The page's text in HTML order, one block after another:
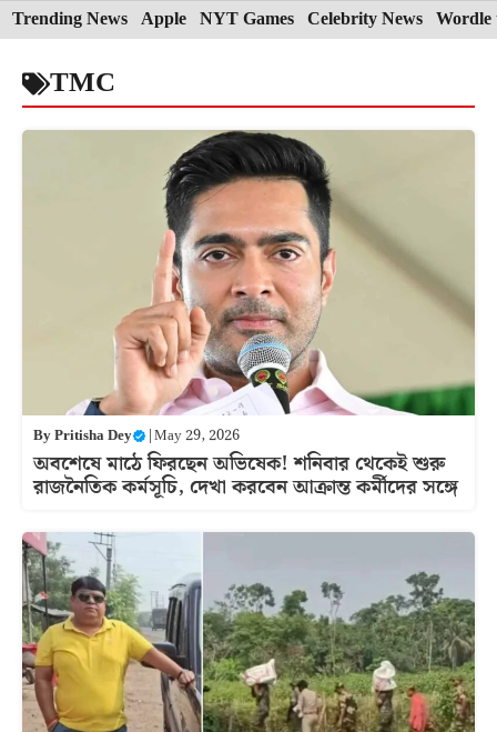
Skip
to
content
Trending News Apple NYT Games Celebrity News Wordle
TMC
ByPritisha Dey |May 29, 2026
অবশেষে মাঠে ফিরছেন অভিষেক! শনিবার থেকেই শুরু
রাজনৈতিক কর্মসূচি, দেখা করবেন আক্রান্ত কর্মীদের সঙ্গে